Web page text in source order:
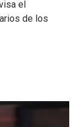
el
de los